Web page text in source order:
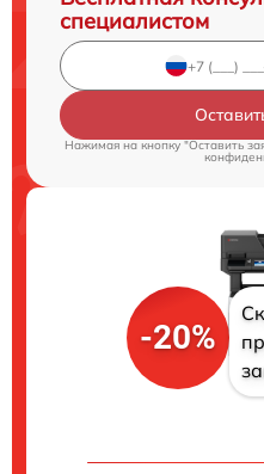
специалистом
Нажимая на кнопку "Оставить
-20%